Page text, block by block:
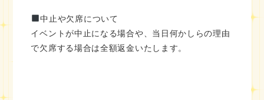
中止や欠席について
イベントが中止になる場合や、当日何かしらの理由
で欠席する場合は全額返金いたします。